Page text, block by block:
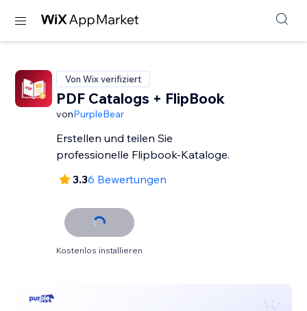
Von Wix verifiziert
PDF Catalogs + FlipBook
vonPurpleBear
Erstellen und teilen Sie
professionelle Flipbook-Kataloge.
3.36 Bewertungen
Kostenlos installieren